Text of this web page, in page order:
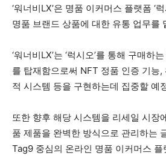
‘워너비LX’은 명품 이커머스 플랫폼 ‘
명품 브랜드 상품에 대한 유통 업무를
‘워너비LX’는 ‘럭시오’를 통해 구매하
를 탑재함으로써 NFT 정품 인증 기능,
적 시스템 등을 구현하는데 집중할 예
또한 향후 해당 시스템을 리세일 시장
품 제품을 완벽한 방식으로 관리하는
Tag9 중심의 온라인 명품 이커머스